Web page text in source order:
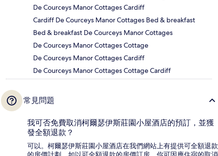
De Courceys Manor Cottages Cardiff
Cardiff De Courceys Manor Cottages Bed & breakfast
Bed & breakfast De Courceys Manor Cottages
De Courceys Manor Cottages Cottage
De Courceys Manor Cottages Cardiff
De Courceys Manor Cottages Cottage Cardiff
常見問題
我可否免費取消柯爾瑟伊斯莊園小屋酒店的預訂，並獲
發全額退款？
可以。柯爾瑟伊斯莊園小屋酒店在我們網站上有提供可全額退款